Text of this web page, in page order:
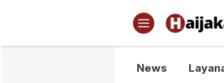
Semua
News